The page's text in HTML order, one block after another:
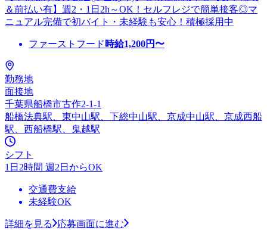
＆前払い有】週2・1日2h～OK！セルフレジで簡単接客◎マ
ニュアル完備で初バイト・未経験も安心！積極採用中
ファーストフード 時給1,200円〜
勤務地
面接地
千葉県船橋市古作2-1-1
船橋法典駅、東中山駅、下総中山駅、京成中山駅、京成西船
駅、西船橋駅、鬼越駅
シフト
1日2時間 週2日からOK
交通費支給
未経験OK
詳細を見る
応募画面に進む